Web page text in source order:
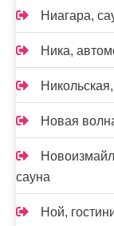
Ниагара,
Ника,
Новая
сауна
Ной,